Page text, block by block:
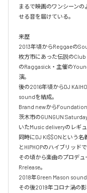
まるで映画のワンシーン
せる音を届けている。
来歴
2013年頃からReggaeの
枚方市にあった伝説の
のRaggasick・主催の
演。
後の2016年頃からDJ
soundを結成。
Brand newからFoundation
茨木市のGUNGUN
いたMusic deliveryのレギ
同時にDJ KI$$ONという名
とHIPHOPのハイブリッドで
その頃から楽曲のプロデュ
Rrelease。
2018年Green Mason sound
その後2019年コロナ渦の